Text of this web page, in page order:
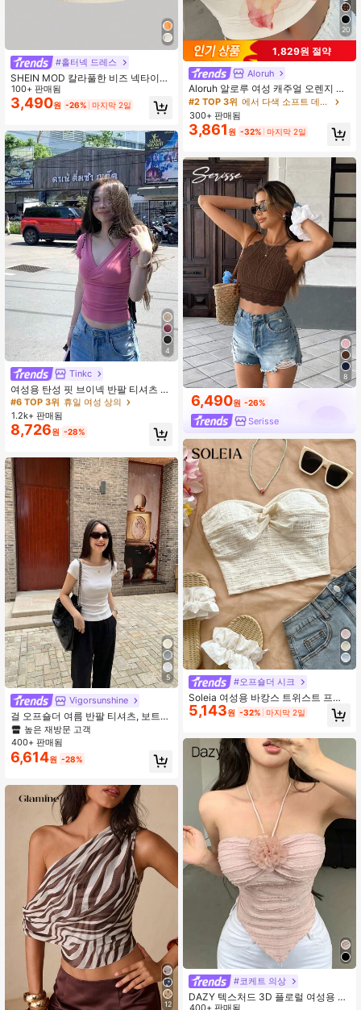
#홀터넥 드레스
SHEIN MOD 칼라풀한 비즈 넥타이가
있는 여름 캐주얼 탑
100+ 판매됨
3,490원 -26% 마지막 2일
4
Tinkc
여성용 탄성 핏 브이넥 반팔 티셔츠 캐
주얼 탑 여름 핑크
#6 TOP 3위 휴일 여성 상의
높은 재방문 고객
#6 TOP 3위 휴일 여성 상의
높은 재방문 고객
#6 TOP 3위 휴일 여성 상의
높은 재방문 고객
#6 TOP 3위
높은 재방문 고객
1.2k+ 판매됨
8,726원 -28%
5
Vigorsunshine
걸 오프숄더 여름 반팔 티셔츠, 보트넥
슬림핏 우아한 화이트 니트 탑, 캐주얼
클린 걸 에스테틱 디자인
높은 재방문 고객
400+ 판매됨
6,614원 -28%
12
20
1,829원 절약
Aloruh
Aloruh 알로루 여성 캐주얼 오렌지 하
와이안 플로럴 프린트 반도 탑, 여름,
해변, 음악 축제에 적합하며 비치 커버
업, 캐주얼 비키니, 편안한 수영복 또
는 장식용 해변으로 사용할 수 있습니
#2 TOP 3위
에서 다색 소프트 데일리 탑
300+ 판매됨
3,861 원 -32% 마지막 2일
8
6,490원 -26%
Serisse
#오프숄더 시크
Soleia 여성용 바캉스 트위스트 프론
트 옴브레 컬러 텍스처드 패브릭 크롭
탑, 바캉스, 음악 축제, 보헤미안, 휴가,
5,143원 -32% 마지막 2일
#코케트 의상
DAZY 텍스처드 3D 플로럴 여성용 캐
400+ 판매됨